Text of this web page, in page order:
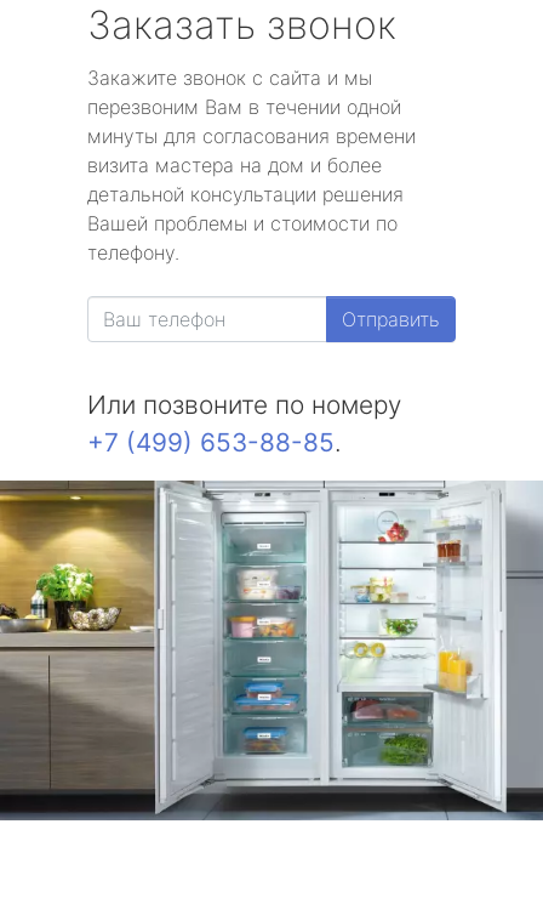
Заказать звонок
Закажите звонок с сайта и мы
перезвоним Вам в течении одной
минуты для согласования времени
визита мастера на дом и более
детальной консультации решения
Вашей проблемы и стоимости по
телефону.
Отправить
Или позвоните по номеру
+7 (499) 653-88-85.